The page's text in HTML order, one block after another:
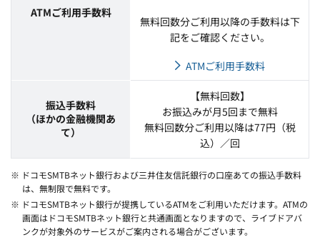
ATMご利用手数料
無料回数分ご利用以降の手数料は下
記をご確認ください。
ATMご利用手数料
振込手数料
（ほかの金融機関あ
て）
【無料回数】
お振込みが月5回まで無料
無料回数分ご利用以降は77円（税
込）／回
※ ドコモSMTBネット銀行および三井住友信託銀行の口座あての振込手数料
は、無制限で無料です。
※ ドコモSMTBネット銀行が提携しているATMをご利用いただけます。ATMの
画面はドコモSMTBネット銀行と共通画面となりますので、ライブドアバ
ンクが対象外のサービスがご案内される場合がございます。